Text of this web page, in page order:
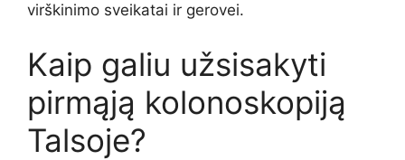
virškinimo sveikatai ir gerovei.
Kaip galiu užsisakyti
pirmąją kolonoskopiją
Talsoje?